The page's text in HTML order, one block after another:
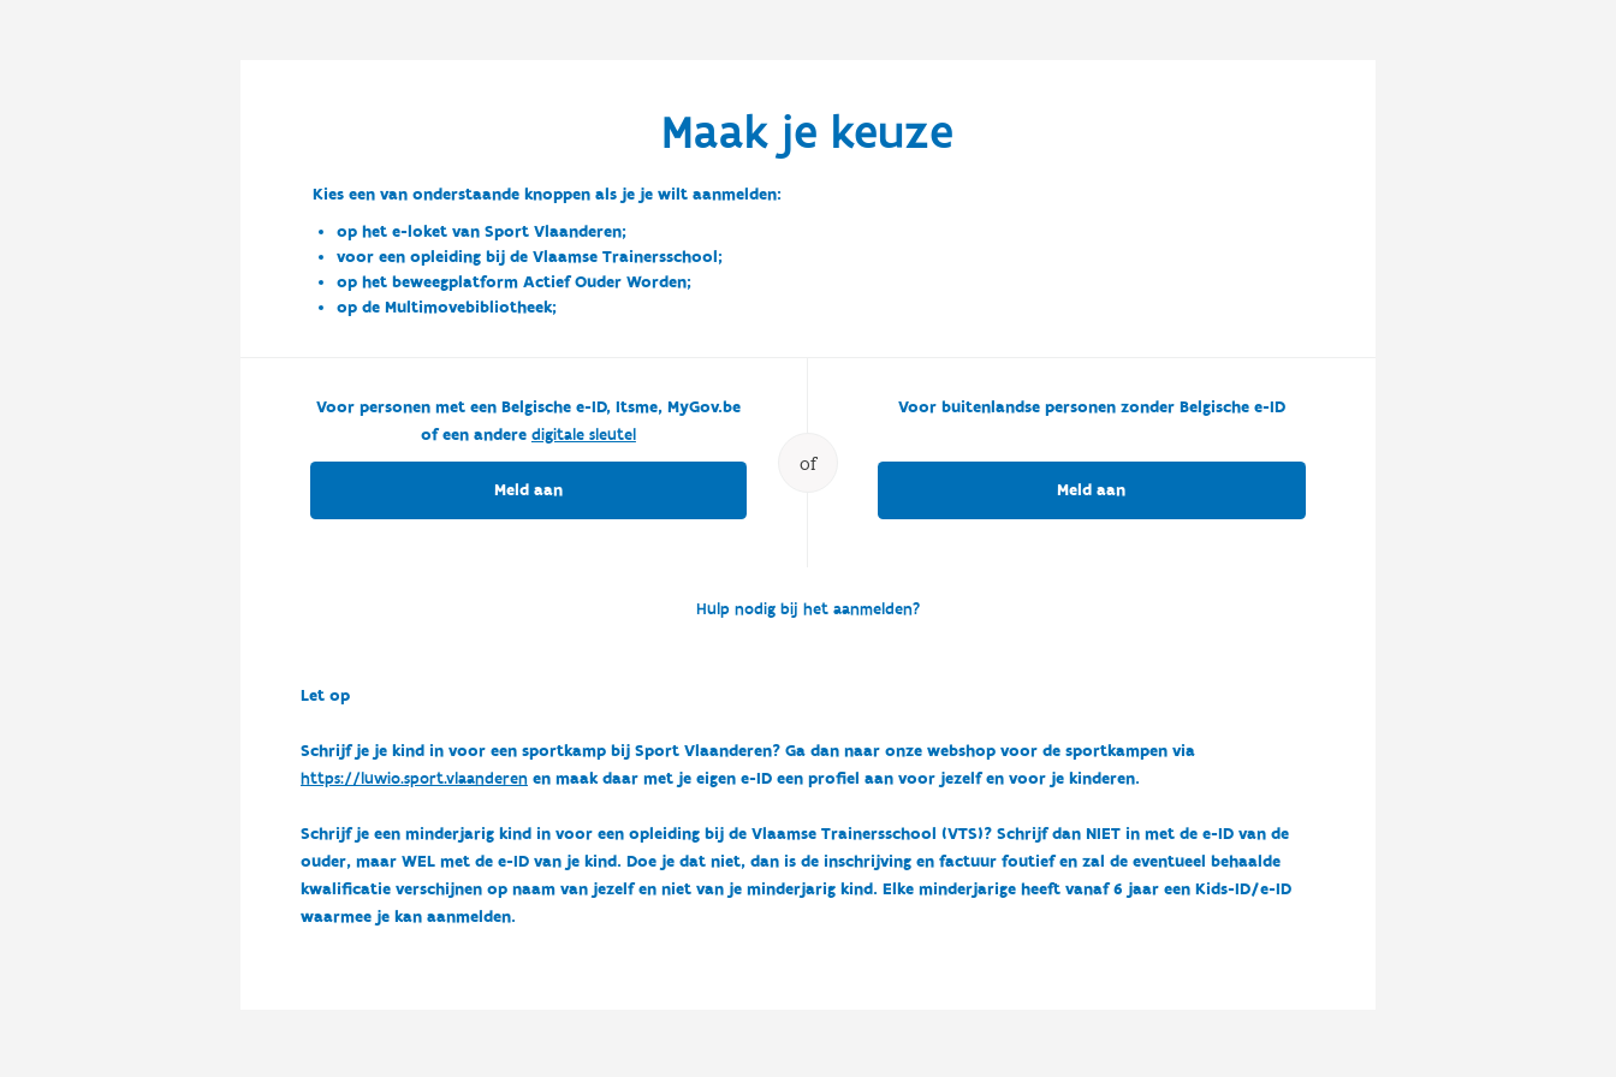
Maak je keuze
Kies een van onderstaande knoppen als je je wilt aanmelden:
op het e-loket van Sport Vlaanderen;
voor een opleiding bij de Vlaamse Trainersschool;
op het beweegplatform Actief Ouder Worden;
op de Multimovebibliotheek;
of
Voor personen met een Belgische e-ID, Itsme, MyGov.be
of een andere digitale sleutel
Meld aan
Voor buitenlandse personen zonder Belgische e-ID
Meld aan
Hulp nodig bij het aanmelden?
Let op
Schrijf je je kind in voor een sportkamp bij Sport Vlaanderen? Ga dan naar onze webshop voor de sportkampen via
https://luwio.sport.vlaanderenen maak daar met je eigen e-ID een profiel aan voor jezelf en voor je kinderen.
Schrijf je een minderjarig kind in voor een opleiding bij de Vlaamse Trainersschool (VTS)? Schrijf dan NIET in met de e-ID van de
ouder, maar WEL met de e-ID van je kind. Doe je dat niet, dan is de inschrijving en factuur foutief en zal de eventueel behaalde
kwalificatie verschijnen op naam van jezelf en niet van je minderjarig kind. Elke minderjarige heeft vanaf 6 jaar een Kids-ID/e-ID
waarmee je kan aanmelden.